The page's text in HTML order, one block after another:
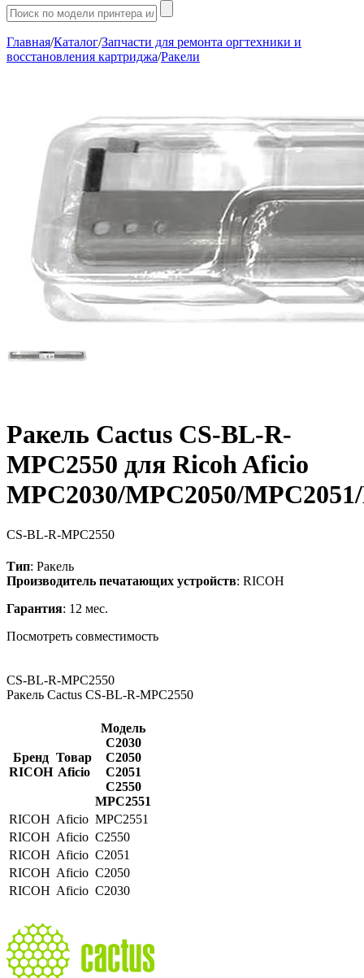
Главная/Каталог/Запчасти для ремонта оргтехники и
восстановления картриджа/Ракели
Ракель Cactus CS-BL-R-
MPC2550 для Ricoh Aficio
MPC2030/MPC2050/
CS-BL-R-MPC2550
Тип: Ракель
Производитель печатающих устройств: RICOH
Гарантия: 12 мес.
Посмотреть совместимость
CS-BL-R-MPC2550
Ракель Cactus CS-BL-R-MPC2550
Бренд
RICOH
Товар
Aficio
Модель
C2030
C2050
C2051
C2550
MPC2551
RICOH Aficio MPC2551
RICOH Aficio C2550
RICOH Aficio C2051
RICOH Aficio C2050
RICOH Aficio C2030